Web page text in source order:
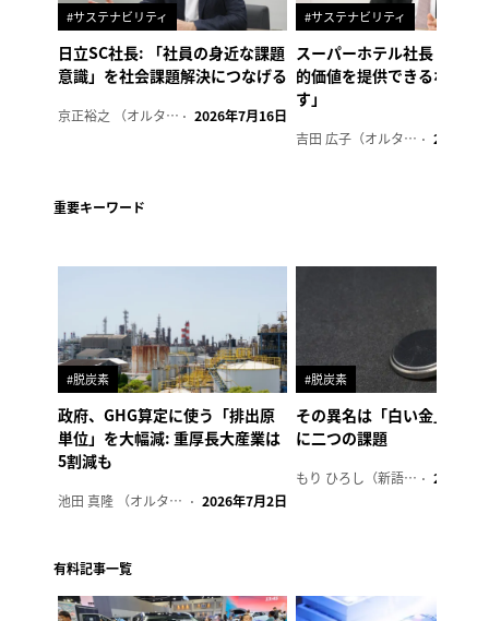
#サステナビリティ
日立SC社長: 「社員の身近な課題
意識」を社会課題解決につなげる
京正裕之 （オルタナ副編集長） 2026年7月16日
#サステナビリティ
スーパーホテル社長「地域
的価値を提供できるホテル
す」
吉田 広子（オルタナ輪番編集長） 2026年6
重要キーワード
#脱炭素
政府、GHG算定に使う「排出原
単位」を大幅減: 重厚長大産業は
5割減も
池田 真隆 （オルタナ輪番編集長） 2026年7月2日
#脱炭素
その異名は「白い金」、リ
に二つの課題
もり ひろし（新語ウォッチャー） 2023年7
有料記事一覧